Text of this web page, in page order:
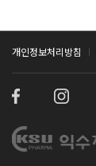
개인정보처리방침